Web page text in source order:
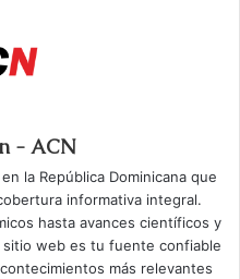
- ACN
la República Dominicana que
informativa integral.
hasta avances científicos y
web es tu fuente confiable
más relevantes